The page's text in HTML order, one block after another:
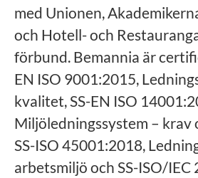
med Unionen,
och Hotell- och
förbund. Bemannia är
EN ISO 9001:2015,
kvalitet, SS-EN ISO
Miljöledningssystem – krav
SS-ISO 45001:2018,
arbetsmiljö och SS-ISO/